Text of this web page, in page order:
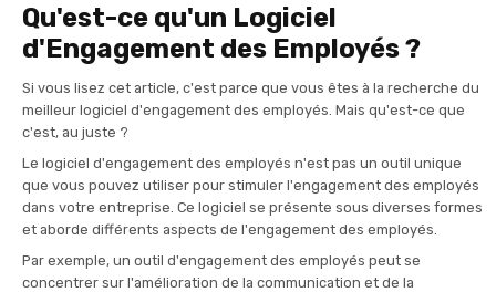
Qu'est-ce qu'un Logiciel
d'Engagement des Employés ?
Si vous lisez cet article, c'est parce que vous êtes à la recherche du
meilleur logiciel d'engagement des employés. Mais qu'est-ce que
c'est, au juste ?
Le logiciel d'engagement des employés n'est pas un outil unique
que vous pouvez utiliser pour stimuler l'engagement des employés
dans votre entreprise. Ce logiciel se présente sous diverses formes
et aborde différents aspects de l'engagement des employés.
Par exemple, un outil d'engagement des employés peut se
concentrer sur l'amélioration de la communication et de la